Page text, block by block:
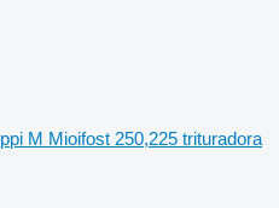
M Mioifost 250,225 trituradora